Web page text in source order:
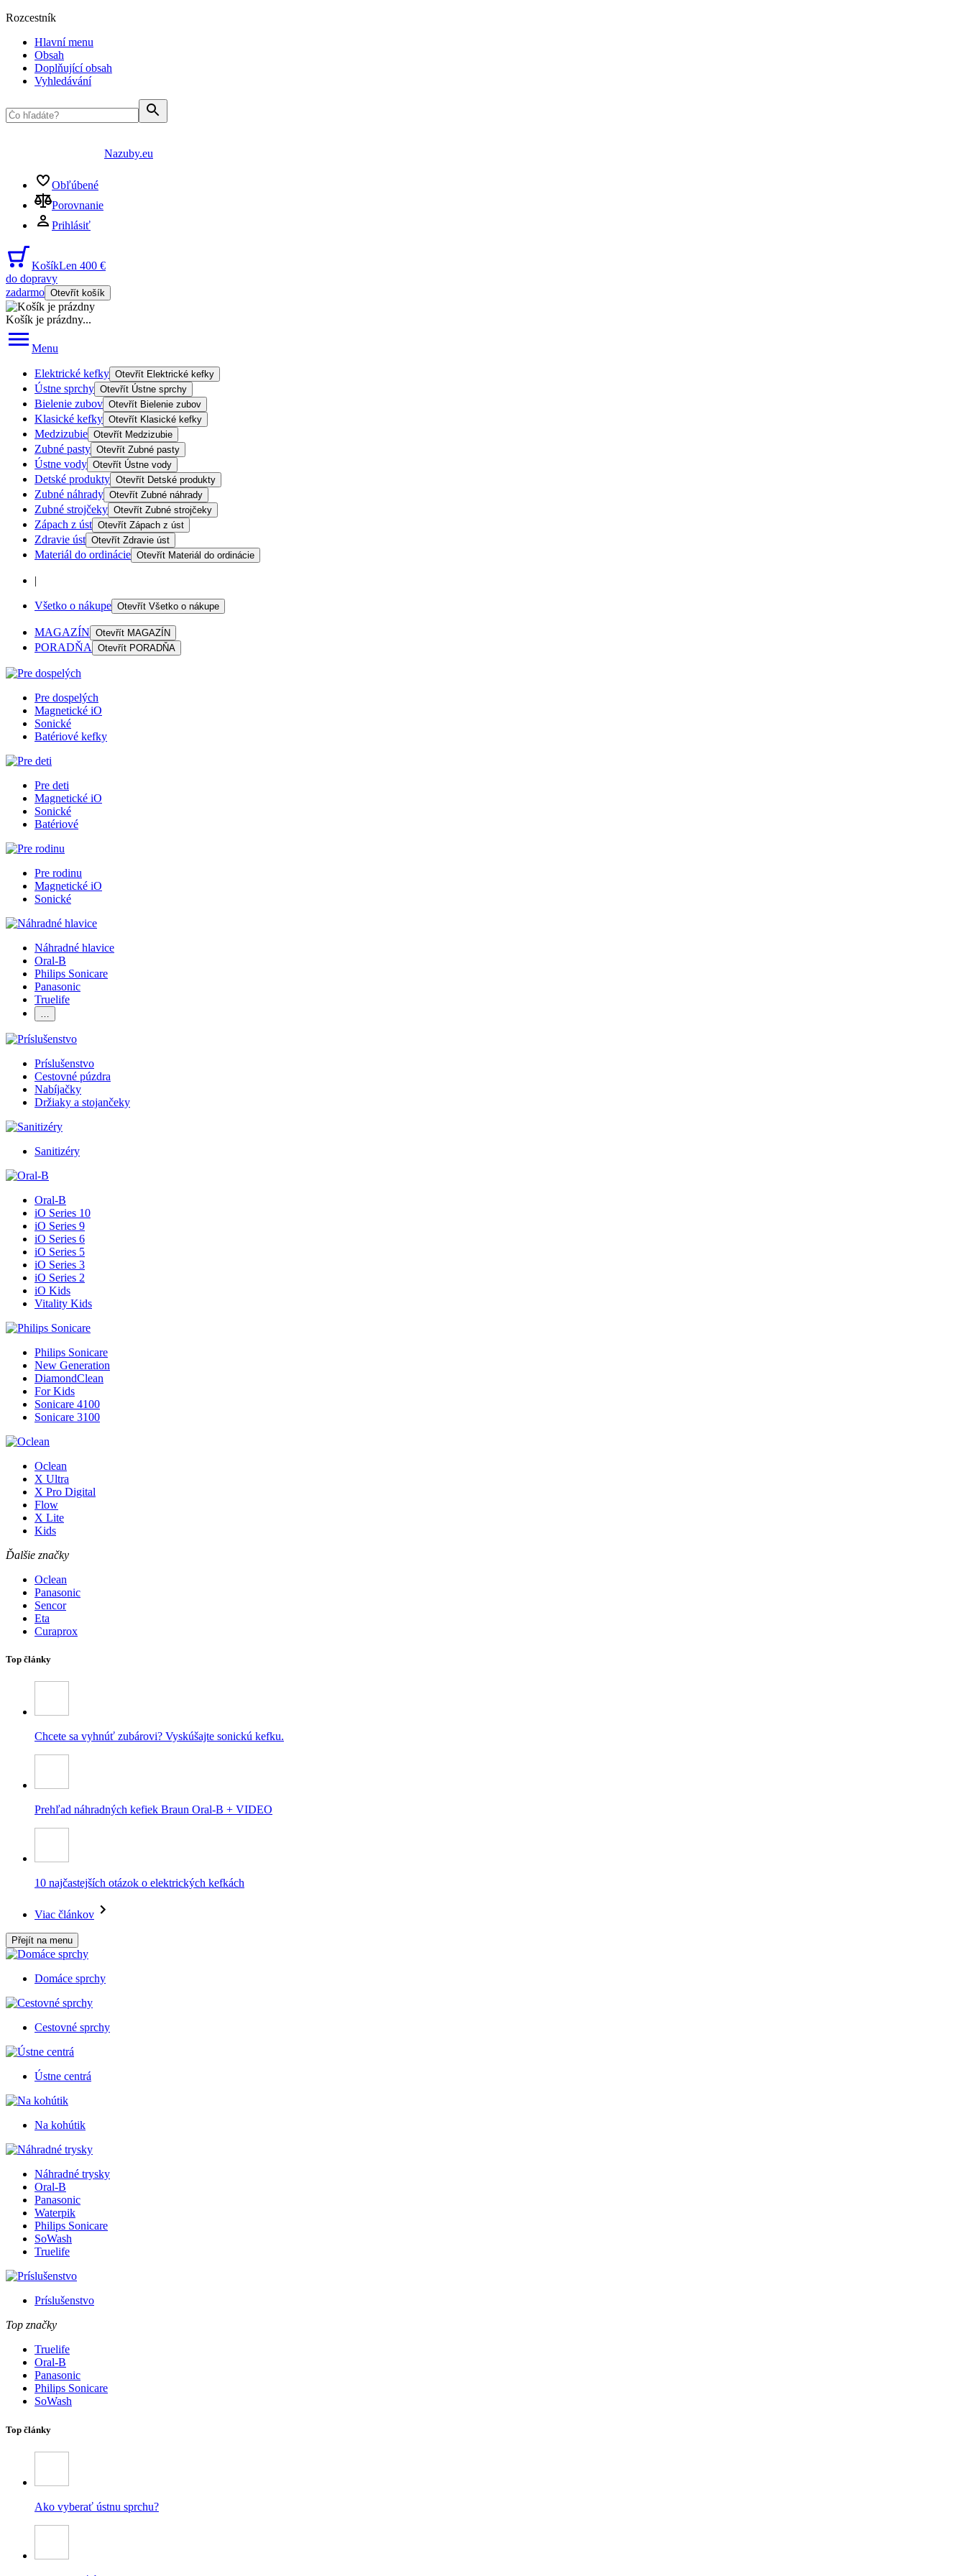
Rozcestník
Hlavní menu
Obsah
Doplňující obsah
Vyhledávání
Nazuby.eu
Obľúbené
Porovnanie
Prihlásiť
KošíkLen 400 €
do dopravy
zadarmo Otevřít košík
Košík je prázdny...
Menu
Elektrické kefky Otevřít Elektrické kefky
Ústne sprchy Otevřít Ústne sprchy
Bielenie zubov Otevřít Bielenie zubov
Klasické kefky Otevřít Klasické kefky
Medzizubie Otevřít Medzizubie
Zubné pasty Otevřít Zubné pasty
Ústne vody Otevřít Ústne vody
Detské produkty Otevřít Detské produkty
Zubné náhrady Otevřít Zubné náhrady
Zubné strojčeky Otevřít Zubné strojčeky
Zápach z úst Otevřít Zápach z úst
Zdravie úst Otevřít Zdravie úst
Materiál do ordinácie Otevřít Materiál do ordinácie
|
Všetko o nákupe Otevřít Všetko o nákupe
MAGAZÍN Otevřít MAGAZÍN
PORADŇA Otevřít PORADŇA
Pre dospelých
Magnetické iO
Sonické
Batériové kefky
Pre deti
Magnetické iO
Sonické
Batériové
Pre rodinu
Magnetické iO
Sonické
Náhradné hlavice
Oral-B
Philips Sonicare
Panasonic
Truelife
…
Príslušenstvo
Cestovné púzdra
Nabíjačky
Držiaky a stojančeky
Sanitizéry
Oral-B
iO Series 10
iO Series 9
iO Series 6
iO Series 5
iO Series 3
iO Series 2
iO Kids
Vitality Kids
Philips Sonicare
New Generation
DiamondClean
For Kids
Sonicare 4100
Sonicare 3100
Oclean
X Ultra
X Pro Digital
Flow
X Lite
Kids
Ďalšie značky
Oclean
Panasonic
Sencor
Eta
Curaprox
Top články
Chcete sa vyhnúť zubárovi? Vyskúšajte sonickú kefku.
Prehľad náhradných kefiek Braun Oral-B + VIDEO
10 najčastejších otázok o elektrických kefkách
Viac článkov
Přejít na menu
Domáce sprchy
Cestovné sprchy
Ústne centrá
Na kohútik
Náhradné trysky
Oral-B
Panasonic
Waterpik
Philips Sonicare
SoWash
Truelife
Príslušenstvo
Top značky
Truelife
Oral-B
Panasonic
Philips Sonicare
SoWash
Top články
Ako vyberať ústnu sprchu?